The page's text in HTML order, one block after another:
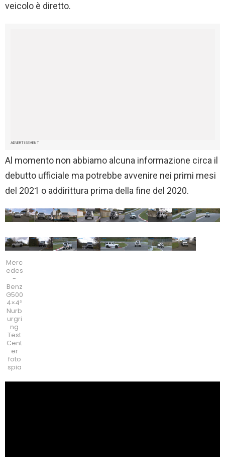
veicolo è diretto.
ADVERTISEMENT
Al momento non abbiamo alcuna informazione circa il
debutto ufficiale ma potrebbe avvenire nei primi mesi
del 2021 o addirittura prima della fine del 2020.
Merc
edes
-
Benz
G500
4×4²
Nurb
urgri
ng
Test
Cent
er
foto
spia